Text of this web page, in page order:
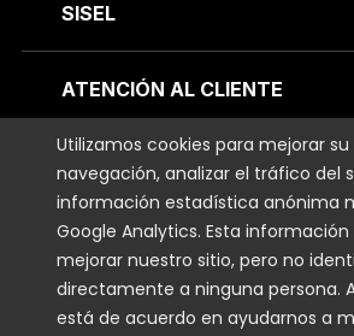
SISEL
ATENCIÓN AL CLIENTE
CONTÁCTANOS
MANTENTE CONECTADO
INFORMACIÓN LEGAL
Utilizamos cookies para mejorar
navegación, analizar el tráfico del
información estadística anónima
Google Analytics. Esta
mejorar nuestro sitio, pero no
directamente a ninguna persona.
está de acuerdo en ayudarnos a